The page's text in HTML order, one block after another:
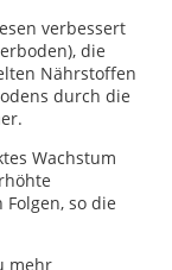
verbessert
die
Nährstoffen
durch die
Wachstum
so die
mehr